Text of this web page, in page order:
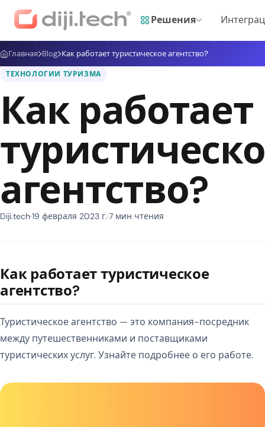
Решения
Главная Blog Как работает туристическое агентство?
ТЕХНОЛОГИИ ТУРИЗМА
Как работает
агентство?
Diji.tech19 февраля 2023 г. 7 мин чтения
Как работает туристическое
агентство?
Туристическое агентство — это компания-посредник
между путешественниками и поставщиками
туристических услуг. Узнайте подробнее о его работе.